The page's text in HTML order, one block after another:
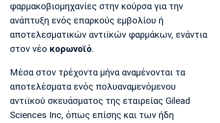
Μονακό
Πόρτο Μπενφίκα
φαρμακοβιομηχανίες στην κούρσα για την
ανάπτυξη ενός επαρκούς εμβολίου ή
αποτελεσματικών αντιϊκών φαρμάκων, ενάντια
στον νέο κορωνοϊό.
Μέσα στον τρέχοντα μήνα αναμένονται τα
αποτελέσματα ενός πολυαναμενόμενου
αντιϊκού σκευάσματος της εταιρείας Gilead
Sciences Inc, όπως επίσης και των ήδη